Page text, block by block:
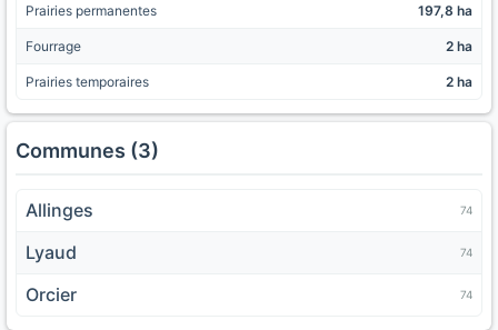
Prairies permanentes 197,8 ha
Fourrage 2 ha
Prairies temporaires 2 ha
Communes (3)
Allinges 74
Lyaud 74
Orcier 74